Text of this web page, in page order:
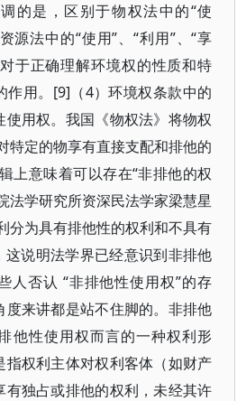
的是，区别于物权法中的“使
源法中的“使用”、“利用”、“享
于正确理解环境权的性质和特
作用。[9]（4）环境权条款中的
用权。我国《物权法》将物权
特定的物享有直接支配和排他的
上意味着可以存在“非排他的权
法学研究所资深民法学家梁慧星
分为具有排他性的权利和不具有
这说明法学界已经意识到非排他
人否认 “非排他性使用权”的存
度来讲都是站不住脚的。非排他
他性使用权而言的一种权利形
指权利主体对权利客体（如财产
有独占或排他的权利，未经其许